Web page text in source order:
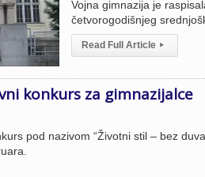
Vojna gimnazija je
četvorogodišnjeg
Read Full Article ▸
konkurs za gimnazijalce
pod nazivom “Životni stil – bez